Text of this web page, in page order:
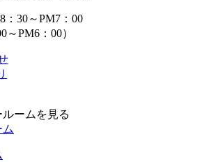
：30～PM7：00
～PM6：00）
ームを見る